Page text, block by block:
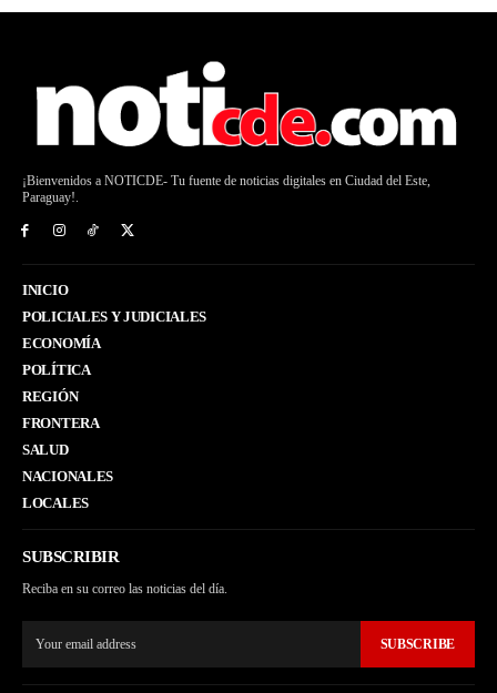
¡Bienvenidos a NOTICDE- Tu fuente de noticias digitales en Ciudad del Este,
Paraguay!.
INICIO
POLICIALES Y JUDICIALES
ECONOMÍA
POLÍTICA
REGIÓN
FRONTERA
SALUD
NACIONALES
LOCALES
SUBSCRIBIR
Reciba en su correo las noticias del día.
SUBSCRIBE